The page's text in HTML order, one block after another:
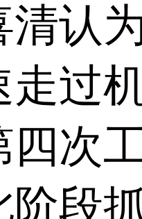
为
走过
四次
阶段